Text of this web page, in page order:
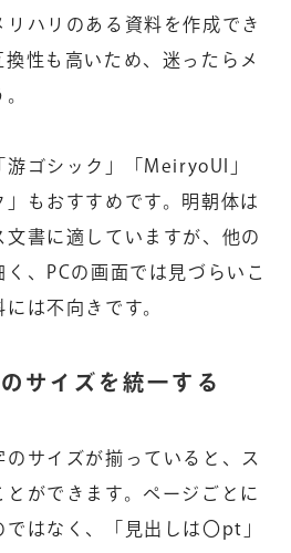
ハリのある資料を作成でき
性も高いため、迷ったらメ
游ゴシック」「MeiryoUI」
」もおすすめです。明朝体は
文書に適していますが、他の
、PCの画面では見づらいこ
は不向きです。
サイズを統一する
サイズが揃っていると、ス
とができます。ページごとに
はなく、「見出しは〇pt」